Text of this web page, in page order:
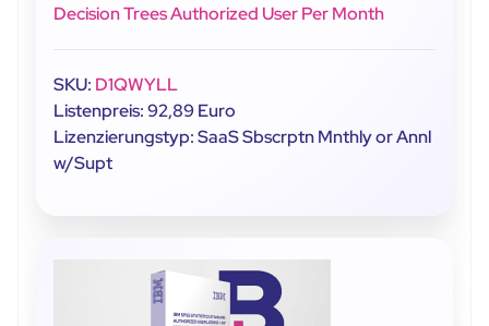
Decision Trees Authorized User Per Month
SKU: D1QWYLL
Listenpreis: 92,89 Euro
Lizenzierungstyp: SaaS Sbscrptn Mnthly or Annl
w/Supt